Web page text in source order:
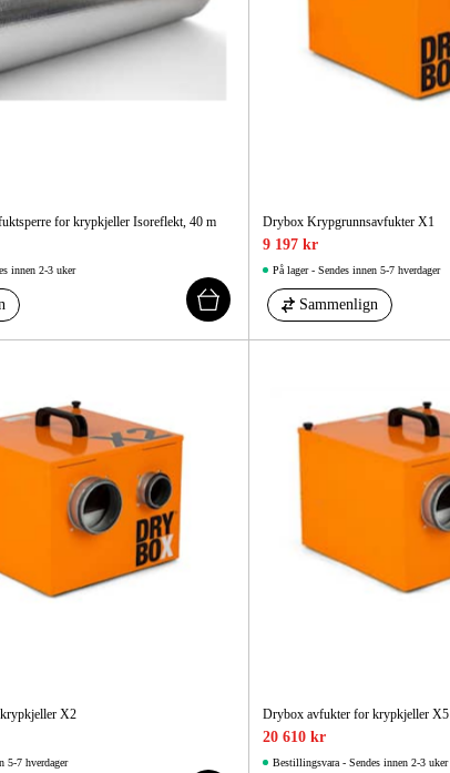
for krypkjeller Isoreflekt, 40 m
innen 2-3 uker
Drybox Krypgrunnsavfukter X1
9 197 kr
På lager - Sendes innen 5-7 hverdager
Sammenlign
X2
5-7 hverdager
Drybox avfukter for krypkjeller X5
20 610 kr
Bestillingsvara - Sendes innen 2-3 uker